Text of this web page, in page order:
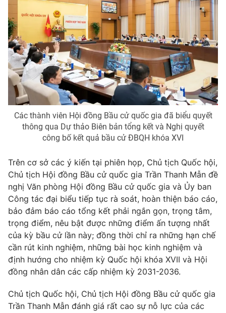
Các thành viên Hội đồng Bầu cử quốc gia đã biểu quyết
thông qua Dự thảo Biên bản tổng kết và Nghị quyết
công bố kết quả bầu cử ĐBQH khóa XVI
Trên cơ sở các ý kiến tại phiên họp, Chủ tịch Quốc hội,
Chủ tịch Hội đồng Bầu cử quốc gia Trần Thanh Mẫn đề
nghị Văn phòng Hội đồng Bầu cử quốc gia và Ủy ban
Công tác đại biểu tiếp tục rà soát, hoàn thiện báo cáo,
bảo đảm báo cáo tổng kết phải ngắn gọn, trọng tâm,
trọng điểm, nêu bật được những điểm ấn tượng nhất
của kỳ bầu cử lần này; đồng thời chỉ ra những hạn chế
cần rút kinh nghiệm, những bài học kinh nghiệm và
định hướng cho nhiệm kỳ Quốc hội khóa XVII và Hội
đồng nhân dân các cấp nhiệm kỳ 2031-2036.
Chủ tịch Quốc hội, Chủ tịch Hội đồng Bầu cử quốc gia
Trần Thanh Mẫn đánh giá rất cao sự nỗ lực của các